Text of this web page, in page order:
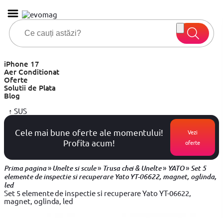
iPhone 17
Aer Conditionat
Oferte
Solutii de Plata
Blog
↑ SUS
Cele mai bune oferte ale momentului!
Profita acum!
Vezi
oferte
Prima pagina»Unelte si scule» Trusa chei & Unelte» YATO»Set 5
elemente de inspectie si recuperare Yato YT-06622, magnet, oglinda,
led
Set 5 elemente de inspectie si recuperare Yato YT-06622,
magnet, oglinda, led